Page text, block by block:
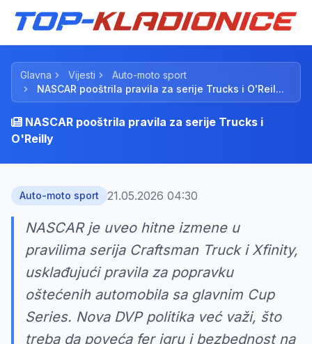
Glavna Vijesti
Auto-moto sport
NASCAR pooštrila pravila za serije Trucks i O'Reil...
NASCAR pooštrila pravila za serije Trucks i
O'Reilly
Auto-moto sport 21.05.2026 04:30
NASCAR je uveo hitne izmene u
pravilima serija Craftsman Truck i Xfinity,
usklađujući pravila za popravku
oštećenih automobila sa glavnim Cup
Series. Nova DVP politika već važi, što
treba da poveća fer igru i bezbednost na